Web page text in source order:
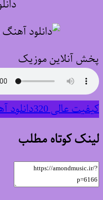
پخش آنلاین موزیک
کیفیت عالی 320
دانلود
لینک کوتاه مطلب